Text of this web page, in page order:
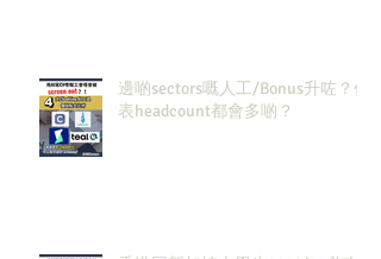
邊啲sectors嘅人工/Bonus升咗？代
表headcount都會多啲？